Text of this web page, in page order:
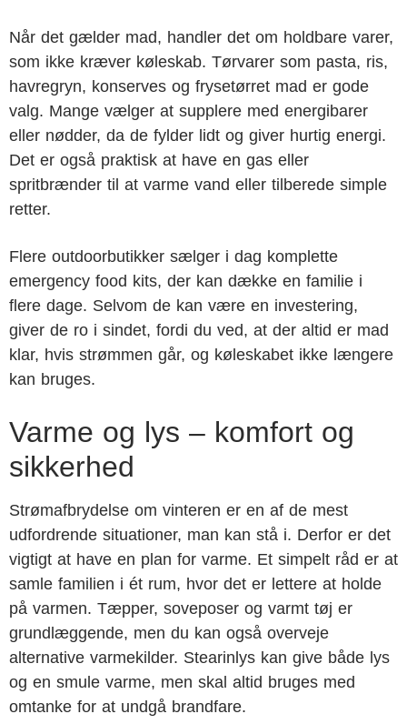
Når det gælder mad, handler det om holdbare varer,
som ikke kræver køleskab. Tørvarer som pasta, ris,
havregryn, konserves og frysetørret mad er gode
valg. Mange vælger at supplere med energibarer
eller nødder, da de fylder lidt og giver hurtig energi.
Det er også praktisk at have en gas eller
spritbrænder til at varme vand eller tilberede simple
retter.
Flere outdoorbutikker sælger i dag komplette
emergency food kits, der kan dække en familie i
flere dage. Selvom de kan være en investering,
giver de ro i sindet, fordi du ved, at der altid er mad
klar, hvis strømmen går, og køleskabet ikke længere
kan bruges.
Varme og lys – komfort og
sikkerhed
Strømafbrydelse om vinteren er en af de mest
udfordrende situationer, man kan stå i. Derfor er det
vigtigt at have en plan for varme. Et simpelt råd er at
samle familien i ét rum, hvor det er lettere at holde
på varmen. Tæpper, soveposer og varmt tøj er
grundlæggende, men du kan også overveje
alternative varmekilder. Stearinlys kan give både lys
og en smule varme, men skal altid bruges med
omtanke for at undgå brandfare.